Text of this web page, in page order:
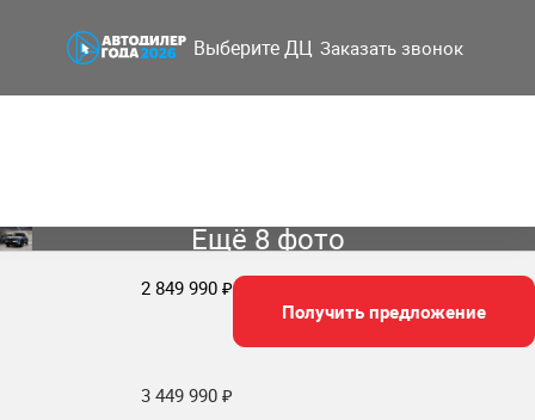
Выберите ДЦ Заказать звонок
Ещё 8 фото
2 849 990 ₽
3 449 990 ₽
Получить предложение